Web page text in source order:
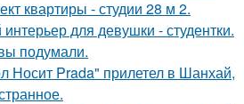
квартиры - студии 28 м 2.
для девушки - студентки.
подумали.
Носит Prada" прилетел в Шанхай,